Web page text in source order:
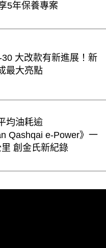
5年保養專案
大改款有新進展！新
最大亮點
均油耗逾
Qashqai e-Power》一
創金氏新紀錄